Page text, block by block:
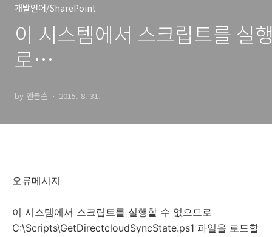
개발언어/SharePoint
이 시스템에서 스크립트를 실
로
파일을 로드할 수 없습니다.
by 엔돌슨 2015. 8. 31.
오류메시지
이 시스템에서 스크립트를 실행할 수 없으므로
C:\Scripts\GetDirectcloudSyncState.ps1 파일을 로드할